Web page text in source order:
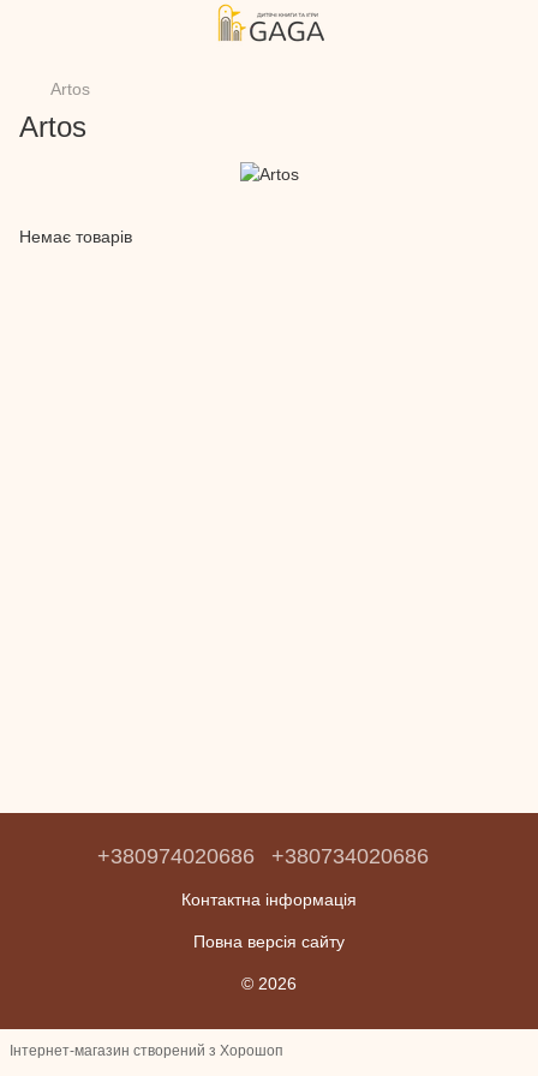
Artos
Artos
Немає товарів
+380974020686 +380734020686
Контактна інформація
Повна версія сайту
© 2026
Інтернет-магазин створений з Хорошоп